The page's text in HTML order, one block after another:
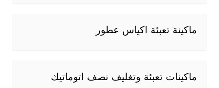
ماكينة تعبئة اكياس عطور
ماكينات تعبئة وتغليف نصف اتوماتيك